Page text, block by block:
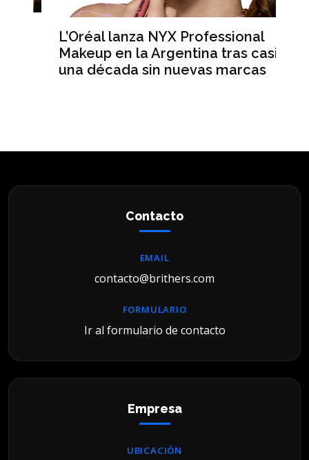
L’Oréal lanza NYX Professional
Makeup en la Argentina tras casi
una década sin nuevas marcas
Contacto
EMAIL
contacto@brithers.com
FORMULARIO
Ir al formulario de contacto
Empresa
UBICACIÓN